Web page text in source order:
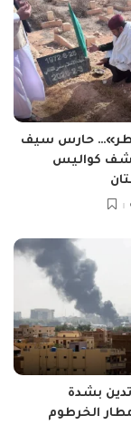
حارس سيف
كواليس
بشدة
الخرطوم